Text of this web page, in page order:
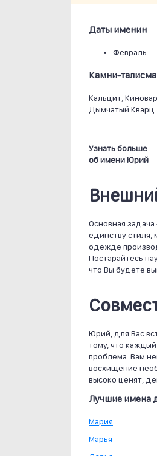
Даты именин
Февраль —
Камни-
Кальцит,
Дымчатый Кварц
Узнать больше
об имени Юрий
Основная
единству стиля,
одежде
Постарайтесь
что Вы будете
Юрий, для Вас
тому, что
проблема: Вам
восхищение
высоко ценят,
Лучшие имена
Мария
Марья